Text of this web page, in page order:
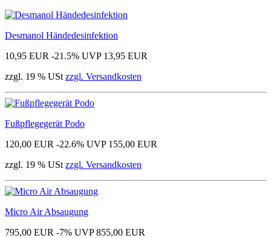
Desmanol Händedesinfektion
10,95 EUR -21.5% UVP 13,95 EUR
zzgl. 19 % USt zzgl. Versandkosten
Fußpflegegerät Podo
120,00 EUR -22.6% UVP 155,00 EUR
zzgl. 19 % USt zzgl. Versandkosten
Micro Air Absaugung
795,00 EUR -7% UVP 855,00 EUR